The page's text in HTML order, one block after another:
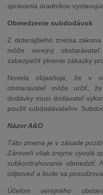
správania úradníkov
Obmedzenie subdodávok
Z doterajšieho znenia
môže verejný
zabezpečiť plnenie zákazky
Novela objasňuje, že v
obstarávateľ môže určiť,
dodávky musí dodávateľ
použiť subdodávateľov.
Názor A&O
Táto zmena je v zásade
Zároveň však zrejme vyvolá
subkontrahovanie obmedziť.
odpoveď a bude sa
Účelom verejného